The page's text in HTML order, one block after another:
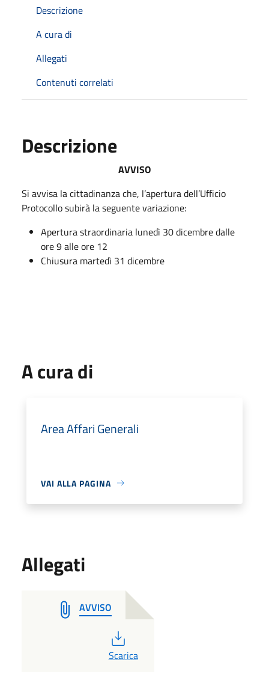
Descrizione
A cura di
Allegati
Contenuti correlati
Descrizione
AVVISO
Si avvisa la cittadinanza che, l’apertura dell’Ufficio
Protocollo subirà la seguente variazione:
Apertura straordinaria lunedì 30 dicembre dalle
ore 9 alle ore 12
Chiusura martedì 31 dicembre
A cura di
Area Affari Generali
VAI ALLA PAGINA
Allegati
AVVISO
PDF
Scarica